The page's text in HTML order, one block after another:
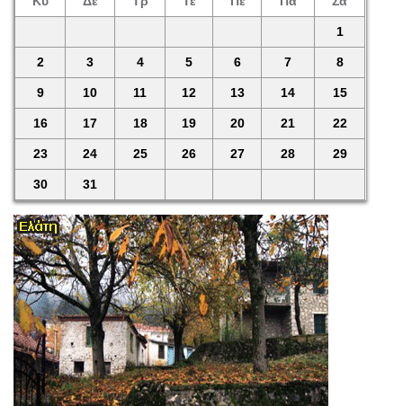
1
2 3 4 5 6 7 8
9 10 11 12 13 14 15
16 17 18 19 20 21 22
23 24 25 26 27 28 29
30 31